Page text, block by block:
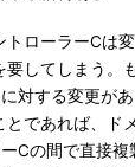
ローラーCは
要してしまう。
対する変更が
であれば、ド
Cの間で直接複